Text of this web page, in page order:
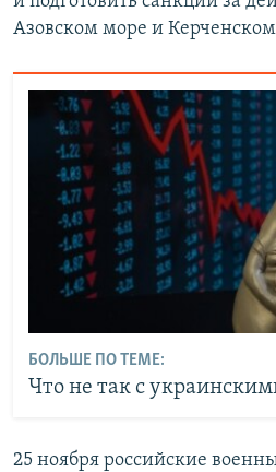
Азовском море и
БОЛЬШЕ ПО ТЕМЕ:
Что не так с
25 ноября российские